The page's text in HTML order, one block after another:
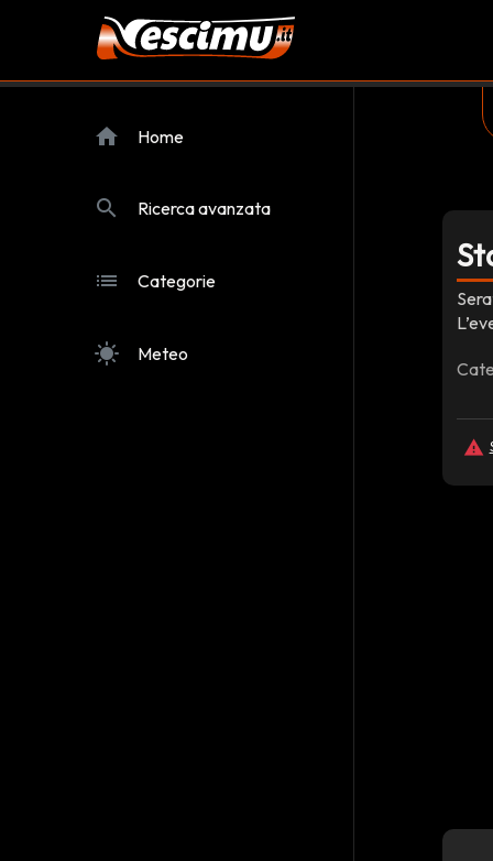
home Home
search Ricerca avanzata
list Categorie
sunny Meteo
report_problem